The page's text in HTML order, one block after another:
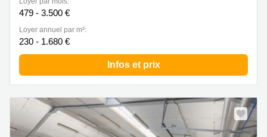
Salle de
conférence
Bruxelles
479 - 3.500 €
Loyer annuel par m²:
230 - 1.680 €
Infos et prix